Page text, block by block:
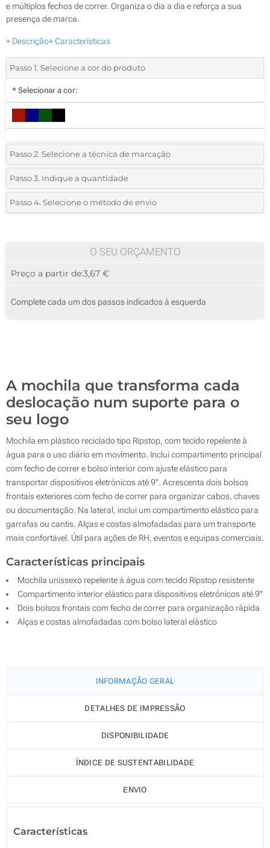
e múltiplos fechos de correr. Organiza o dia a dia e reforça a sua
presença de marca.
+ Descrição+ Características
Passo 1. Selecione a cor do produto
* Selecionar a cor:
Passo 2. Selecione a técnica de marcação
*Selecione o tipo de marcação e as cores do logotipo:
1 Cor (Na frente)
Passo 3. Indique a quantidade
*Quantidade mínima:10
20
50
Passo 4. Selecione o método de envio
O SEU ORÇAMENTO
Preço a partir de:3,67 €
Complete cada um dos passos indicados à esquerda
A mochila que transforma cada
deslocação num suporte para o
seu logo
Mochila em plástico reciclado tipo Ripstop, com tecido repelente à
água para o uso diário em movimento. Inclui compartimento principal
com fecho de correr e bolso interior com ajuste elástico para
transportar dispositivos eletrónicos até 9''. Acrescenta dois bolsos
frontais exteriores com fecho de correr para organizar cabos, chaves
ou documentação. Na lateral, inclui um compartimento elástico para
garrafas ou cantis. Alças e costas almofadadas para um transporte
mais confortável. Útil para ações de RH, eventos e equipas comerciais.
Características principais
Mochila unissexo repelente à água com tecido Ripstop resistente
Compartimento interior elástico para dispositivos eletrónicos até 9''
Dois bolsos frontais com fecho de correr para organização rápida
Alças e costas almofadadas com bolso lateral elástico
INFORMAÇÃO GERAL
DETALHES DE IMPRESSÃO
DISPONIBILIDADE
ÍNDICE DE SUSTENTABILIDADE
ENVIO
Características